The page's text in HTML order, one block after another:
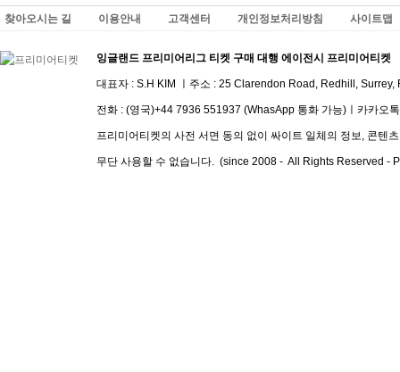
찾아오시는 길 이용안내 고객센터 개인정보처리방침 사이트맵
잉글랜드 프리미어리그 티켓 구매 대행 에이전시 프리미어티켓
대표자 : S.H KIM ㅣ주소 : 25 Clarendon Road, Redhill, Surrey,
전화 : (영국)+44 7936 551937 (WhasApp 통화 가능) ㅣ 카카오
프리미어티켓의 사전 서면 동의 없이 싸이트 일체의 정보, 콘텐
무단 사용할 수 없습니다. (since 2008 - All Rights Reserved -